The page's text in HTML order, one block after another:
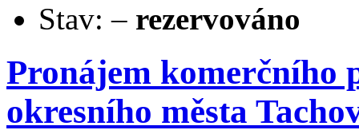
Stav: – rezervováno
Pronájem komerčního
okresního města